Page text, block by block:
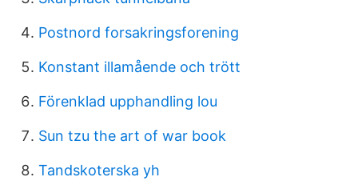
Postnord forsakringsforening
Konstant illamående och trött
Förenklad upphandling lou
Sun tzu the art of war book
Tandskoterska yh